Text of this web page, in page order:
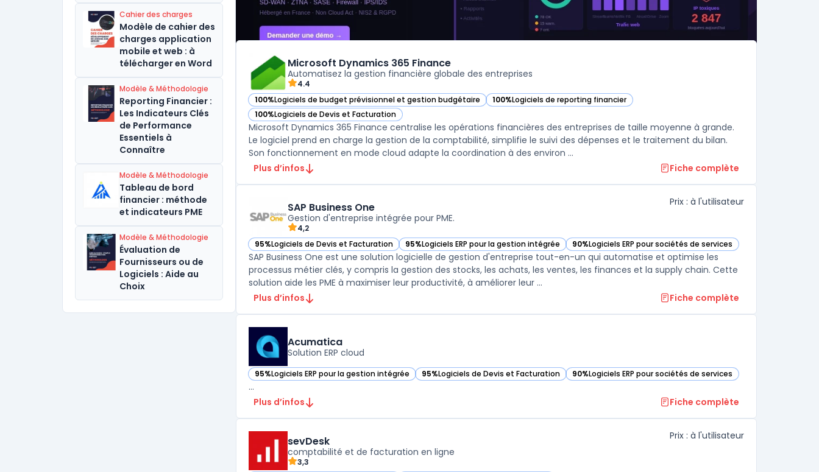
Cahier des charges
Modèle de cahier des
charges application
mobile et web : à
télécharger en Word
Modèle & Méthodologie
Reporting Financier :
Les Indicateurs Clés
de Performance
Essentiels à
Connaître
Modèle & Méthodologie
Tableau de bord
financier : méthode
et indicateurs PME
Modèle & Méthodologie
Évaluation de
Fournisseurs ou de
Logiciels : Aide au
Choix
Microsoft Dynamics 365 Finance
Automatisez la gestion financière globale des entreprises
4.4
100%Logiciels de budget prévisionnel et gestion budgétaire
— voir Microsoft Dynamics 365 Finance dans cette catégorie 100%Logiciels de reporting financier
— voir Microsoft Dynamics 365 Finance dans cette catégorie
100%Logiciels de Devis et Facturation
— voir Microsoft Dynamics 365 Finance dans cette catégorie
Microsoft Dynamics 365 Finance centralise les opérations financières des entreprises de taille moyenne à grande.
Le logiciel prend en charge la gestion de la comptabilité, simplifie le suivi des dépenses et le traitement du bilan.
Son fonctionnement en mode cloud adapte la coordination à des environ ...
Plus d’infos
Fiche complète
SAP Business One
Gestion d'entreprise intégrée pour PME.
4,2
Prix : à l'utilisateur
95%Logiciels de Devis et Facturation
— voir SAP Business One dans cette catégorie
95%Logiciels ERP pour la gestion intégrée
— voir SAP Business One dans cette catégorie90%Logiciels ERP pour sociétés de services
— voir SAP Business One dans cette catégorie
SAP Business One est une solution logicielle de gestion d'entreprise tout-en-un qui automatise et optimise les
processus métier clés, y compris la gestion des stocks, les achats, les ventes, les finances et la supply chain. Cette
solution aide les PME à maximiser leur productivité, à améliorer leur ...
Plus d’infos
Fiche complète
Acumatica
Solution ERP cloud
95%Logiciels ERP pour la gestion intégrée
— voir Acumatica dans cette catégorie 95%Logiciels de Devis et Facturation
— voir Acumatica dans cette catégorie 90%Logiciels ERP pour sociétés de services
— voir Acumatica dans cette catégorie
...
Plus d’infos
Fiche complète
sevDesk
comptabilité et de facturation en ligne
3,3
Prix : à l'utilisateur